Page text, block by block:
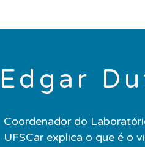
Edgar
Coordenador do
UFSCar explica o que é o